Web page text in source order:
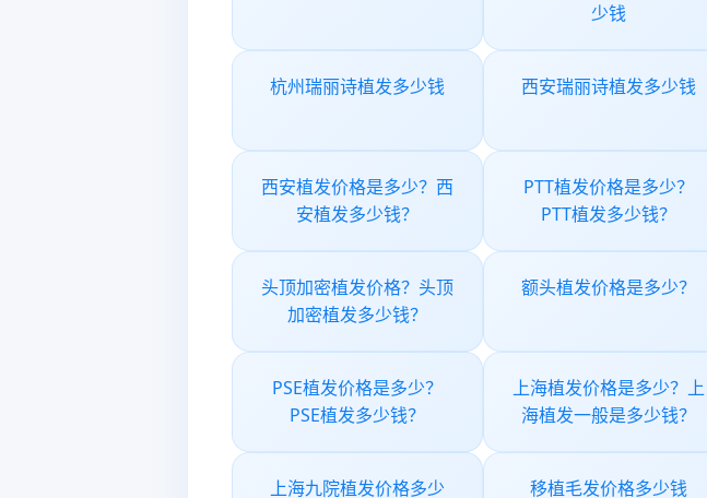
少钱
杭州瑞丽诗植发多少钱 西安瑞丽诗植发多少钱
西安植发价格是多少？西
安植发多少钱？
PTT植发价格是多少？
PTT植发多少钱？
头顶加密植发价格？头顶
加密植发多少钱？
额头植发价格是多少？
PSE植发价格是多少？
PSE植发多少钱？
上海植发价格是多少？上
海植发一般是多少钱？
上海九院植发价格多少 移植毛发价格多少钱